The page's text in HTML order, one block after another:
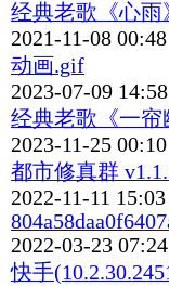
经典老歌《心雨
2021-11-08 00:48
动画.gif
2023-07-09 14:58
经典老歌《一帘
2023-11-25 00:10
都市修真群
2022-11-11 15:03
2022-03-23 07:24
快手